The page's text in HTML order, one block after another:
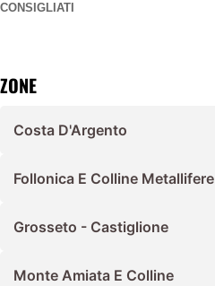
CONSIGLIATI
ZONE
Costa D'Argento
Follonica E Colline Metallifere
Grosseto - Castiglione
Monte Amiata E Colline